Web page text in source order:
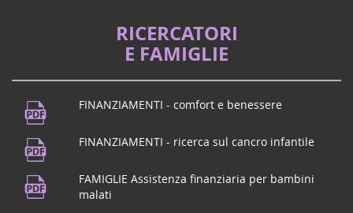
un aller/retour entre l'Assemblée nationale, pour
améliorer l'accompagnement des familles d'enfants
gravement malades et handicapées, r...
21
juin
2024
Beaumont! Per celebrare la musica,
concerto di ...
RICERCATORI
E FAMIGLIE
FINANZIAMENTI - comfort e benessere
FINANZIAMENTI - ricerca sul cancro infantile
FAMIGLIE Assistenza finanziaria per bambini
malati